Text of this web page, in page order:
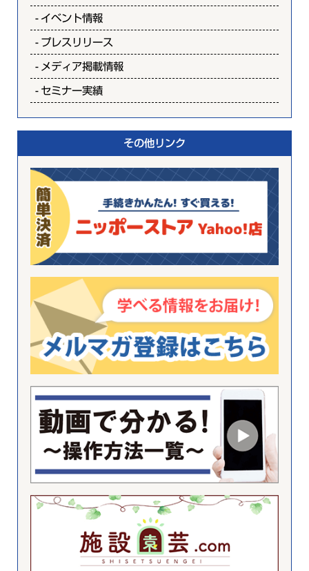
イベント情報
プレスリリース
メディア掲載情報
セミナー実績
その他リンク